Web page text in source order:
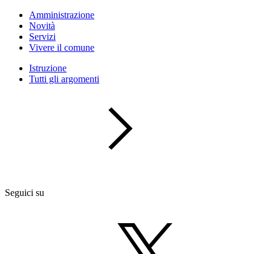
Amministrazione
Novità
Servizi
Vivere il comune
Istruzione
Tutti gli argomenti
Seguici su